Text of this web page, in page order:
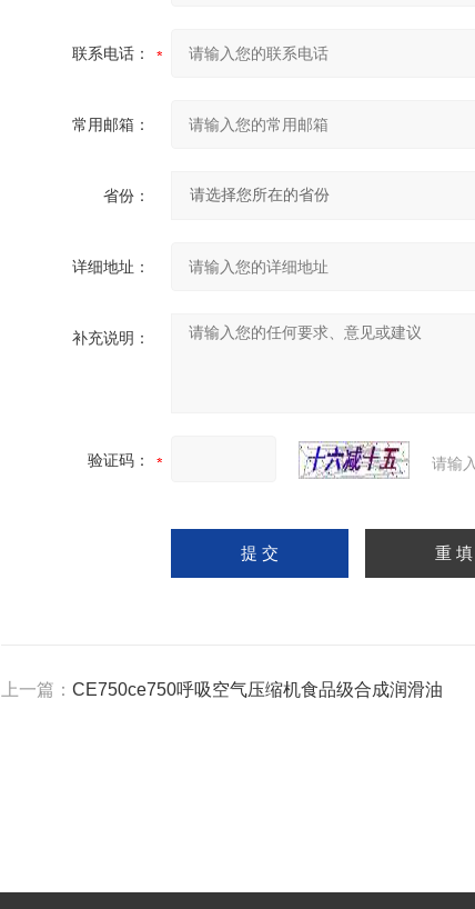
联系电话：
常用邮箱：
省份：
详细地址：
补充说明：
验证码： 请输
上一篇： CE750ce750呼吸空气压缩机食品级合成润滑油